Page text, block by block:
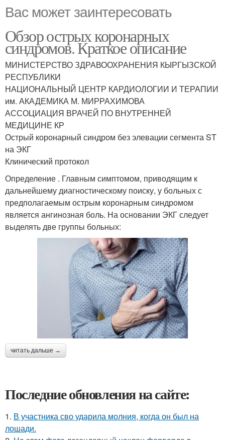
Вас может заинтересовать
Обзор острых коронарных
синдромов. Краткое описание
МИНИСТЕРСТВО ЗДРАВООХРАНЕНИЯ КЫРГЫЗСКОЙ
РЕСПУБЛИКИ
НАЦИОНАЛЬНЫЙ ЦЕНТР КАРДИОЛОГИИ И ТЕРАПИИ
им. АКАДЕМИКА М. МИРРАХИМОВА
АССОЦИАЦИЯ ВРАЧЕЙ ПО ВНУТРЕННЕЙ
МЕДИЦИНЕ КР
Острый коронарный синдром без элевации сегмента ST
на ЭКГ
Клинический протокол
Определение . Главным симптомом, приводящим к
дальнейшему диагностическому поиску, у больных с
предполагаемым острым коронарным синдромом
является ангинозная боль. На основании ЭКГ следует
выделять две группы больных:
читать дальше →
Последние обновления на сайте:
1. В участника сво ударила молния, когда он был на
лошади.